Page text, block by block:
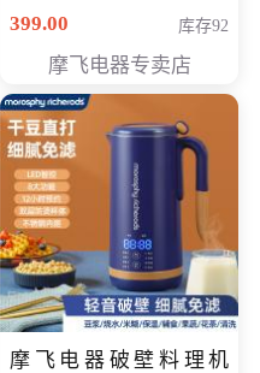
269元
399.00 库存92
摩飞电器专卖店
摩飞电器破壁料理机